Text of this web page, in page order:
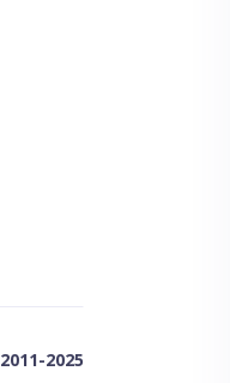
2011-2025 منتدى تقارب